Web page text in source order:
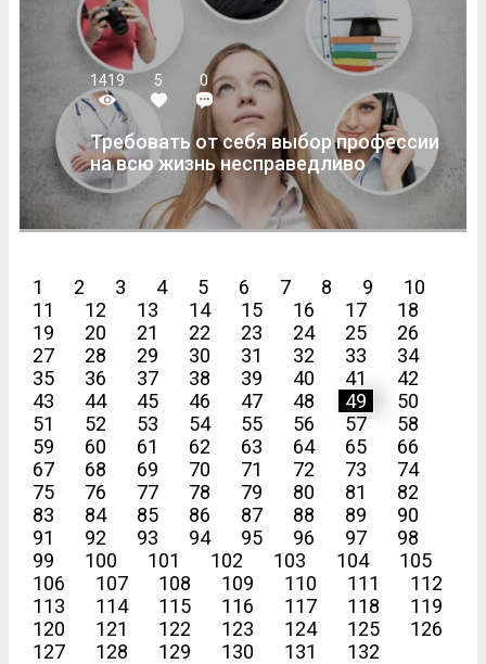
1419 5 0
Требовать от себя выбор профессии
на всю жизнь несправедливо
1 2 3 4 5 6 7 8 9
10
11
12 13 14 15 16 17
18
19
20 21 22 23 24 25
26
27
28 29 30 31 32 33
34
35
36 37 38 39 40 41
42
43
44 45 46 47 48 49
50
51
52 53 54 55 56 57
58
59
60 61 62 63 64 65
66
67
68 69 70 71 72 73
74
75
76 77 78 79 80 81
82
83
84 85 86 87 88 89
90
91
92 93 94 95 96 97
98
99
100 101 102 103 104
105
106
107 108 109 110 111
112
113
114 115 116 117 118
119
120
121 122 123 124 125
126
127
128 129 130 131 132